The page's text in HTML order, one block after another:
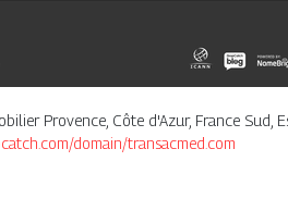
Provence, Côte d'Azur, France Sud,
domain/transacmed.com